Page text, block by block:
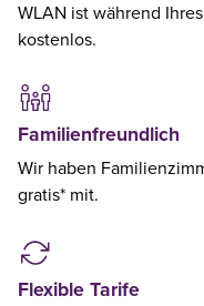
WLAN ist während
kostenlos.
Familienfreundlich
Wir haben
gratis* mit.
Flexible Tarife